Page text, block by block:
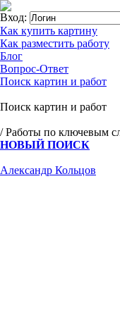
Вход:
Как купить картину
Как разместить работу
Блог
Вопрос-Ответ
Поиск картин и работ
Поиск картин и работ
/ Работы по ключевым
НОВЫЙ ПОИСК
Александр Кольцов